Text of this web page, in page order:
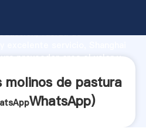
fuerza de
proveedor crea el valor y
de pastura
WhatsApp)